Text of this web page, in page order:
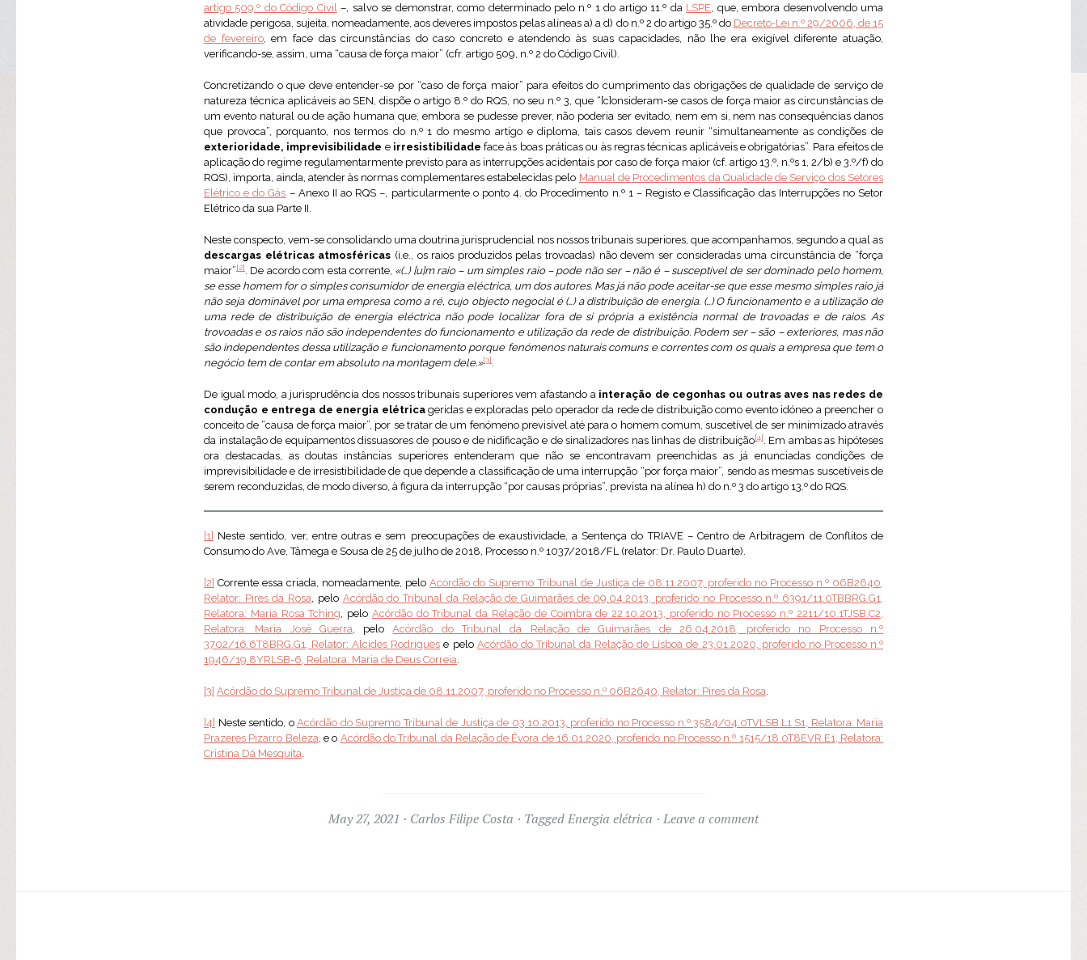
artigo 509.º do Código Civil–, salvo se demonstrar, como determinado pelo n.º 1 do artigo 11.º da LSPE, que, embora desenvolvendo uma
atividade perigosa, sujeita, nomeadamente, aos deveres impostos pelas alíneas a) a d) do n.º 2 do artigo 35.º do Decreto-Lei n.º 29/2006, de 15
de fevereiro, em face das circunstâncias do caso concreto e atendendo às suas capacidades, não lhe era exigível diferente atuação,
verificando-se, assim, uma “causa de força maior” (cfr. artigo 509, n.º 2 do Código Civil).
Concretizando o que deve entender-se por “caso de força maior” para efeitos do cumprimento das obrigações de qualidade de serviço de
natureza técnica aplicáveis ao SEN, dispõe o artigo 8.º do RQS, no seu n.º 3, que “[c]onsideram-se casos de força maior as circunstâncias de
um evento natural ou de ação humana que, embora se pudesse prever, não poderia ser evitado, nem em si, nem nas consequências danos
que provoca”, porquanto, nos termos do n.º 1 do mesmo artigo e diploma, tais casos devem reunir “simultaneamente as condições de
exterioridade, imprevisibilidade eirresistibilidadeface às boas práticas ou às regras técnicas aplicáveis e obrigatórias”. Para efeitos de
aplicação do regime regulamentarmente previsto para as interrupções acidentais por caso de força maior (cf. artigo 13.º, n.ºs 1, 2/b) e 3.º/f) do
RQS), importa, ainda, atender às normas complementares estabelecidas pelo Manual de Procedimentos da Qualidade de Serviço dos Setores
Elétrico e do Gás – Anexo II ao RQS –, particularmente o ponto 4. do Procedimento n.º 1 – Registo e Classificação das Interrupções no Setor
Elétrico da sua Parte II.
Neste conspecto, vem-se consolidando uma doutrina jurisprudencial nos nossos tribunais superiores, que acompanhamos, segundo a qual as
descargas elétricas atmosféricas (i.e., os raios produzidos pelas trovoadas) não devem ser consideradas uma circunstância de “força
maior”[2]. De acordo com esta corrente, «(…) [u]m raio – um simples raio – pode não ser – não é – susceptível de ser dominado pelo homem,
se esse homem for o simples consumidor de energia eléctrica, um dos autores. Mas já não pode aceitar-se que esse mesmo simples raio já
não seja dominável por uma empresa como a ré, cujo objecto negocial é (…) a distribuição de energia. (…) O funcionamento e a utilização de
uma rede de distribuição de energia eléctrica não pode localizar fora de si própria a existência normal de trovoadas e de raios. As
trovoadas e os raios não são independentes do funcionamento e utilização da rede de distribuição. Podem ser – são – exteriores, mas não
são independentes dessa utilização e funcionamento porque fenómenos naturais comuns e correntes com os quais a empresa que tem o
negócio tem de contar em absoluto na montagem dele.»[3].
De igual modo, a jurisprudência dos nossos tribunais superiores vem afastando a interação de cegonhas ou outras aves nas redes de
condução e entrega de energia elétricageridas e exploradas pelo operador da rede de distribuição como evento idóneo a preencher o
conceito de “causa de força maior”, por se tratar de um fenómeno previsível até para o homem comum, suscetível de ser minimizado através
da instalação de equipamentos dissuasores de pouso e de nidificação e de sinalizadores nas linhas de distribuição[4]. Em ambas as hipóteses
ora destacadas, as doutas instâncias superiores entenderam que não se encontravam preenchidas as já enunciadas condições de
imprevisibilidade e de irresistibilidade de que depende a classificação de uma interrupção “por força maior”, sendo as mesmas suscetíveis de
serem reconduzidas, de modo diverso, à figura da interrupção “por causas próprias”, prevista na alínea h) do n.º 3 do artigo 13.º do RQS.
[1] Neste sentido, ver, entre outras e sem preocupações de exaustividade, a Sentença do TRIAVE – Centro de Arbitragem de Conflitos de
Consumo do Ave, Tâmega e Sousa de 25 de julho de 2018, Processo n.º 1037/2018/FL (relator: Dr. Paulo Duarte).
[2] Corrente essa criada, nomeadamente, peloAcórdão do Supremo Tribunal de Justiça de 08.11.2007, proferido no Processo n.º 06B2640,
Relator: Pires da Rosa, pelo Acórdão do Tribunal da Relação de Guimarães de 09.04.2013, proferido no Processo n.º 6391/11.0TBBRG.G1,
Relatora: Maria Rosa Tching, pelo Acórdão do Tribunal da Relação de Coimbra de 22.10.2013, proferido no Processo n.º 2211/10.1TJSB.C2,
Relatora: Maria José Guerra, peloAcórdão do Tribunal da Relação de Guimarães de 26.04.2018, proferido no Processo n.º
3702/16.6T8BRG.G1, Relator: Alcides Rodrigues e pelo Acórdão do Tribunal da Relação de Lisboa de 23.01.2020, proferido no Processo n.º
1946/19.8YRLSB-6, Relatora: Maria de Deus Correia.
[3] Acórdão do Supremo Tribunal de Justiça de 08.11.2007, proferido no Processo n.º 06B2640, Relator: Pires da Rosa.
[4] Neste sentido, o Acórdão do Supremo Tribunal de Justiça de 03.10.2013, proferido no Processo n.º 3584/04.0TVLSB.L1.S1, Relatora: Maria
Prazeres Pizarro Beleza, e o Acórdão do Tribunal da Relação de Évora de 16.01.2020, proferido no Processo n.º 1515/18.0T8EVR.E1, Relatora:
Cristina Dá Mesquita.
May 27, 2021 Carlos Filipe Costa TaggedEnergia elétrica Leave a comment